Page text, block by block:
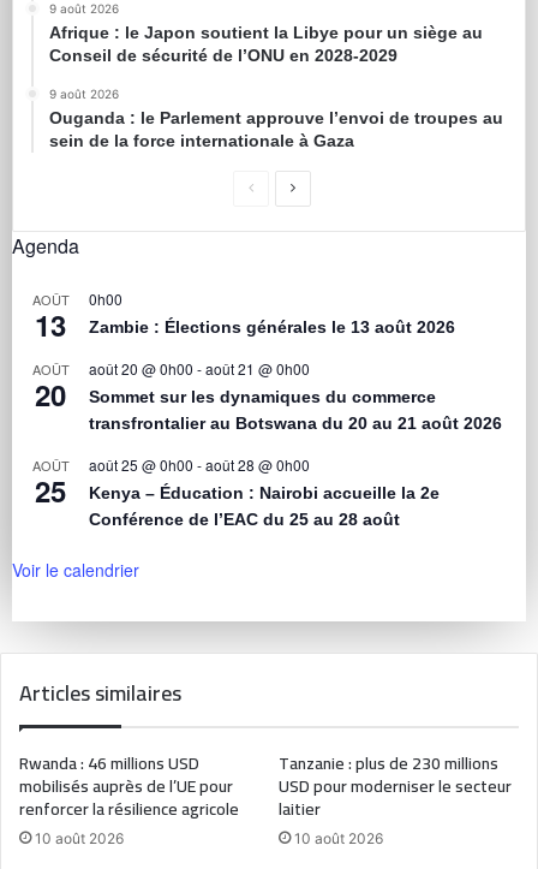
9 août 2026
Afrique : le Japon soutient la Libye pour un siège au
Conseil de sécurité de l’ONU en 2028-2029
9 août 2026
Ouganda : le Parlement approuve l’envoi de troupes au
sein de la force internationale à Gaza
Agenda
AOÛT
13
0h00
Zambie : Élections générales le 13 août 2026
AOÛT
20
août 20 @ 0h00 -août 21 @ 0h00
Sommet sur les dynamiques du commerce
transfrontalier au Botswana du 20 au 21 août 2026
AOÛT
25
août 25 @ 0h00 -août 28 @ 0h00
Kenya – Éducation : Nairobi accueille la 2e
Conférence de l’EAC du 25 au 28 août
Voir le calendrier
Articles similaires
Rwanda : 46 millions USD
mobilisés auprès de l’UE pour
renforcer la résilience agricole
10 août 2026
Tanzanie : plus de 230 millions
USD pour moderniser le secteur
laitier
10 août 2026